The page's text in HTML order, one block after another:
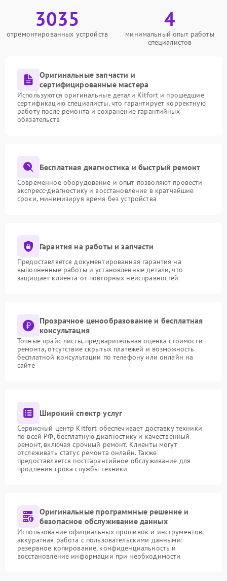
3035
отремонтированных устройств
4
минимальный опыт работы
специалистов
Оригинальные запчасти и
сертифицированные мастера
Используются оригинальные детали Kitfort и прошедшие
сертификацию специалисты, что гарантирует корректную
работу после ремонта и сохранение гарантийных
обязательств
Бесплатная диагностика и быстрый ремонт
Современное оборудование и опыт позволяют провести
экспресс-диагностику и восстановление в кратчайшие
сроки, минимизируя время без устройства
Гарантия на работы и запчасти
Предоставляется документированная гарантия на
выполненные работы и установленные детали, что
защищает клиента от повторных неисправностей
Прозрачное ценообразование и бесплатная
консультация
Точные прайс-листы, предварительная оценка стоимости
ремонта, отсутствие скрытых платежей и возможность
бесплатной консультации по телефону или онлайн на
сайте
Широкий спектр услуг
Сервисный центр Kitfort обеспечивает доставку техники
по всей РФ, бесплатную диагностику и качественный
ремонт, включая срочный ремонт. Клиенты могут
отслеживать статус ремонта онлайн. Также
предоставляется постгарантийное обслуживание для
продления срока службы техники
Оригинальные программные решение и
безопасное обслуживание данных
Использование официальных прошивок и инструментов,
аккуратная работа с пользовательскими данными:
резервное копирование, конфиденциальность и
восстановление информации при необходимости